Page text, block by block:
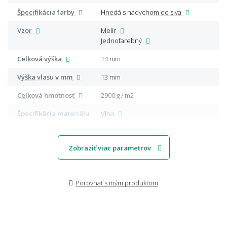
Špecifikácia farby
Hnedá s nádychom do siva
Vzor
Melír
Jednofarebný
Celková výška
14 mm
Výška vlasu v mm
13 mm
Celková hmotnosť
2900 g / m2
Špecifikácia materiálu
Vlna
Zobraziť viac parametrov
Porovnať s iným produktom